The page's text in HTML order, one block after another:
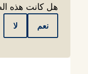
هل كانت هذه
نعم لا